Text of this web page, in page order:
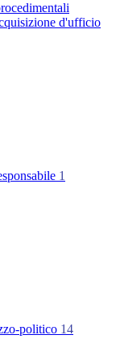
d'ufficio
1
politico 14